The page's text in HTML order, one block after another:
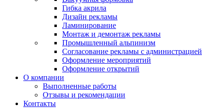
Гибка акрила
Дизайн рекламы
Ламинирование
Монтаж и демонтаж рекламы
Промышленный альпинизм
Согласование рекламы с администрацией
Оформление мероприятий
Оформление открытий
О компании
Выполненные работы
Отзывы и рекомендации
Контакты